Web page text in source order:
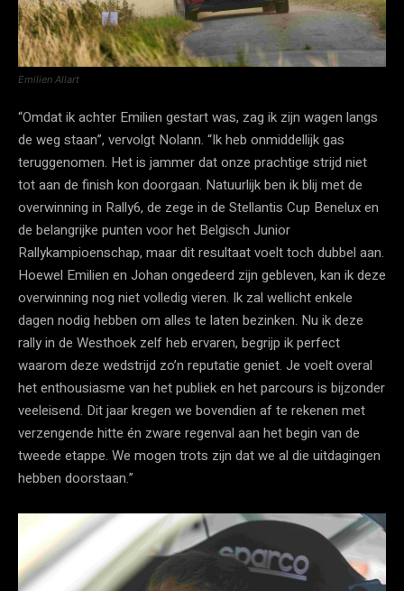
Emilien Allart
“Omdat ik achter Emilien gestart was, zag ik zijn wagen langs
de weg staan”, vervolgt Nolann. “Ik heb onmiddellijk gas
teruggenomen. Het is jammer dat onze prachtige strijd niet
tot aan de finish kon doorgaan. Natuurlijk ben ik blij met de
overwinning in Rally6, de zege in de Stellantis Cup Benelux en
de belangrijke punten voor het Belgisch Junior
Rallykampioenschap, maar dit resultaat voelt toch dubbel aan.
Hoewel Emilien en Johan ongedeerd zijn gebleven, kan ik deze
overwinning nog niet volledig vieren. Ik zal wellicht enkele
dagen nodig hebben om alles te laten bezinken. Nu ik deze
rally in de Westhoek zelf heb ervaren, begrijp ik perfect
waarom deze wedstrijd zo’n reputatie geniet. Je voelt overal
het enthousiasme van het publiek en het parcours is bijzonder
veeleisend. Dit jaar kregen we bovendien af te rekenen met
verzengende hitte én zware regenval aan het begin van de
tweede etappe. We mogen trots zijn dat we al die uitdagingen
hebben doorstaan.”